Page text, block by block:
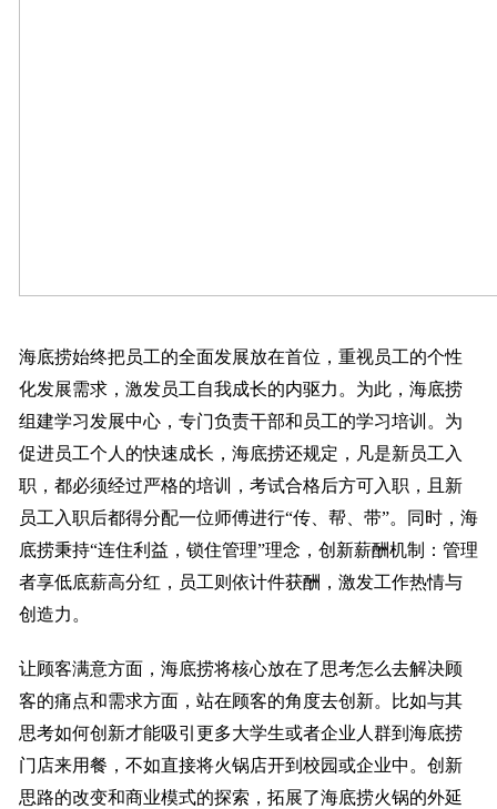
海底捞始终把员工的全面发展放在首位，重视员工的个性
化发展需求，激发员工自我成长的内驱力。为此，海底捞
组建学习发展中心，专门负责干部和员工的学习培训。为
促进员工个人的快速成长，海底捞还规定，凡是新员工入
职，都必须经过严格的培训，考试合格后方可入职，且新
员工入职后都得分配一位师傅进行“传、帮、带”。同时，海
底捞秉持“连住利益，锁住管理”理念，创新薪酬机制：管理
者享低底薪高分红，员工则依计件获酬，激发工作热情与
创造力。
让顾客满意方面，海底捞将核心放在了思考怎么去解决顾
客的痛点和需求方面，站在顾客的角度去创新。比如与其
思考如何创新才能吸引更多大学生或者企业人群到海底捞
门店来用餐，不如直接将火锅店开到校园或企业中。创新
思路的改变和商业模式的探索，拓展了海底捞火锅的外延